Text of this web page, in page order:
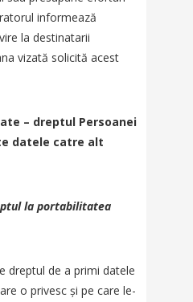
informează
la destinatarii
vizată solicită acest
– dreptul Persoanei
datele catre alt
la portabilitatea
dreptul de a primi datele
o privesc și pe care le-